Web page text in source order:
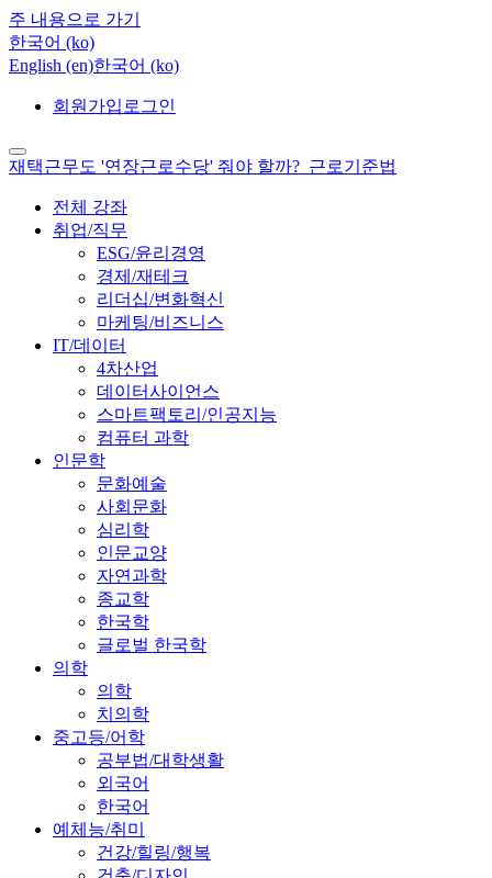
주 내용으로 가기
한국어 ‎(ko)‎
English ‎(en)‎한국어 ‎(ko)‎
회원가입 로그인
재택근무도 '연장근로수당' 줘야 할까?_근로기준법
전체 강좌
취업/직무
ESG/윤리경영
경제/재테크
리더십/변화혁신
마케팅/비즈니스
IT/데이터
4차산업
데이터사이언스
스마트팩토리/인공지능
컴퓨터 과학
인문학
문화예술
사회문화
심리학
인문교양
자연과학
종교학
한국학
글로벌 한국학
의학
의학
치의학
중고등/어학
공부법/대학생활
외국어
한국어
예체능/취미
건강/힐링/행복